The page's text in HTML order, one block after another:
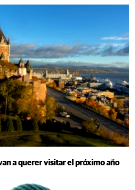
a querer visitar el próximo año